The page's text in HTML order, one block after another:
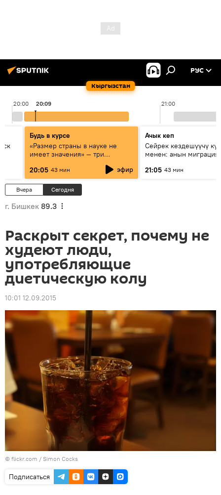
Кыргызстан
РУС
20:00 21:00
20:09
Будь в курсе
«Размер страны в науке не
имеет значения» — три
эксперта о сотрудничестве
России и Кыргызстана в
образовании и исследованиях
20:05 43 мин эфир
Ачык кеп
Сейрек кездешүүчү
менен: анын
21:05 43 мин
Вчера Сегодня
г. Бишкек 89.3
Раскрыт секрет, почему не
худеют люди,
употребляющие
диетическую колу
10:01 12.09.2015
© flickr.com / Simon Cocks
Подписаться